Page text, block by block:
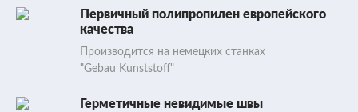
Первичный полипропилен европейского
качества
Производится на немецких станках
"Gebau Kunststoff"
Герметичные невидимые швы